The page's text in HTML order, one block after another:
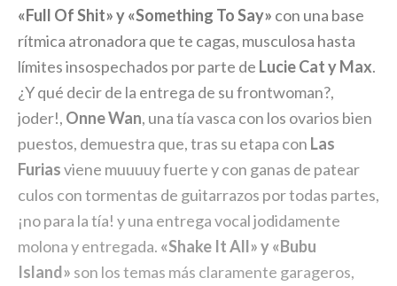
«Full Of Shit» y «Something To Say» con una base
rítmica atronadora que te cagas, musculosa hasta
límites insospechados por parte de Lucie Cat y Max.
¿Y qué decir de la entrega de su frontwoman?,
joder!, Onne Wan, una tía vasca con los ovarios bien
puestos, demuestra que, tras su etapa con Las
Furiasviene muuuuy fuerte y con ganas de patear
culos con tormentas de guitarrazos por todas partes,
¡no para la tía! y una entrega vocal jodidamente
molona y entregada. «Shake It All» y «Bubu
Island» son los temas más claramente garageros,